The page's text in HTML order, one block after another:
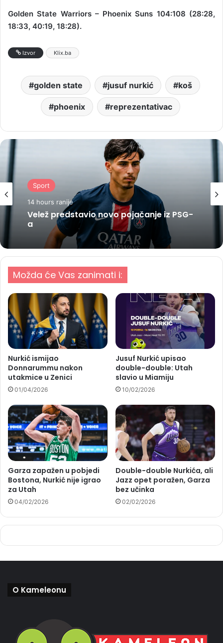
Golden State Warriors – Phoenix Suns 104:108 (28:28,
18:33, 40:19, 18:28).
Izvor Klix.ba
golden state jusuf nurkić koš
phoenix reprezentativac
Sport
14 hours ranije
Velež predstavio novo pojačanje iz PSG-
a
Možda će Vas zanimati i:
Nurkić ismijao
Donnarummu nakon
utakmice u Zenici
01/04/2026
Jusuf Nurkić upisao
double-double: Utah
slavio u Miamiju
10/02/2026
Garza zapažen u pobjedi
Bostona, Nurkić nije igrao
za Utah
04/02/2026
Double-double Nurkića, ali
Jazz opet poražen, Garza
bez učinka
02/02/2026
O Kameleonu